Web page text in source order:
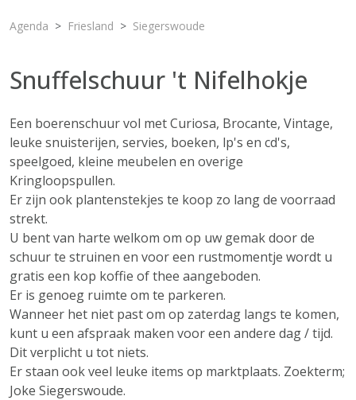
Agenda Friesland Siegerswoude
Snuffelschuur 't Nifelhokje
Een boerenschuur vol met Curiosa, Brocante, Vintage,
leuke snuisterijen, servies, boeken, lp's en cd's,
speelgoed, kleine meubelen en overige
Kringloopspullen.
Er zijn ook plantenstekjes te koop zo lang de voorraad
strekt.
U bent van harte welkom om op uw gemak door de
schuur te struinen en voor een rustmomentje wordt u
gratis een kop koffie of thee aangeboden.
Er is genoeg ruimte om te parkeren.
Wanneer het niet past om op zaterdag langs te komen,
kunt u een afspraak maken voor een andere dag / tijd.
Dit verplicht u tot niets.
Er staan ook veel leuke items op marktplaats. Zoekterm;
Joke Siegerswoude.